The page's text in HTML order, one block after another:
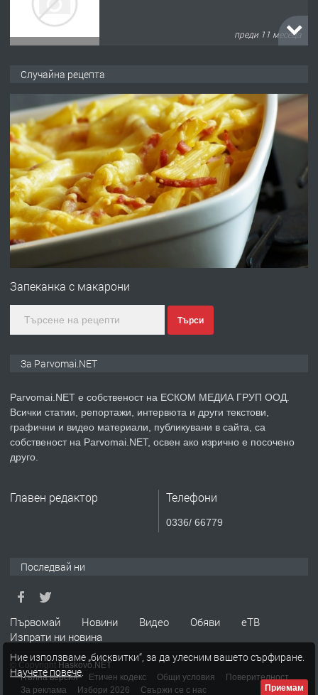
преди 1 година
преди 1 година
ПРЕДЛАГА
Първи поход "По стъпките на Ангел
Войвода"
преди 1 година
ПРЕДЛАГА
Монтажник на малки детайли за
преди 1 година
ПРЕДЛАГА
Продавам апартамент - гр.
ПРЕДЛАГА
Търсим работник за работа в
разсадник
Случайна рецепта
Запеканка с макарони
Търси
За Parvomai.NET
Parvomai.NET е собственост на ЕСКОМ МЕДИА ГРУП ООД.
Всички статии, репортажи, интервюта и други текстови,
графични и видео материали, публикувани в сайта, са
собственост на Parvomai.NET, освен ако изрично е посочено
друго.
Главен редактор Телефони
0336/ 66779
Последвай ни
Първомай Новини Видео Обяви
еТВ
Изпрати ни новина
© Copyright Haskovo.NET
Пълна версия
Етичен кодекс Общи условия
Поверителност
За реклама
Избори 2026 Свържи се с нас
Ние използваме „бисквитки“, за да улесним вашето сърфиране.
Научете повече.
Приемам